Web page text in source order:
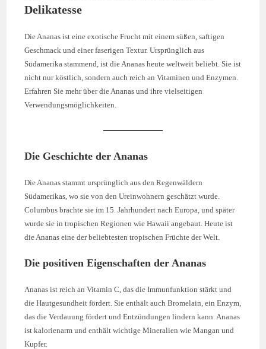
Delikatesse
Die Ananas ist eine exotische Frucht mit einem süßen, saftigen
Geschmack und einer faserigen Textur. Ursprünglich aus
Südamerika stammend, ist die Ananas heute weltweit beliebt. Sie ist
nicht nur köstlich, sondern auch reich an Vitaminen und Enzymen.
Erfahren Sie mehr über die Ananas und ihre vielseitigen
Verwendungsmöglichkeiten.
Die Geschichte der Ananas
Die Ananas stammt ursprünglich aus den Regenwäldern
Südamerikas, wo sie von den Ureinwohnern geschätzt wurde.
Columbus brachte sie im 15. Jahrhundert nach Europa, und später
wurde sie in tropischen Regionen wie Hawaii angebaut. Heute ist
die Ananas eine der beliebtesten tropischen Früchte der Welt.
Die positiven Eigenschaften der Ananas
Ananas ist reich an Vitamin C, das die Immunfunktion stärkt und
die Hautgesundheit fördert. Sie enthält auch Bromelain, ein Enzym,
das die Verdauung fördert und Entzündungen lindern kann. Ananas
ist kalorienarm und enthält wichtige Mineralien wie Mangan und
Kupfer.